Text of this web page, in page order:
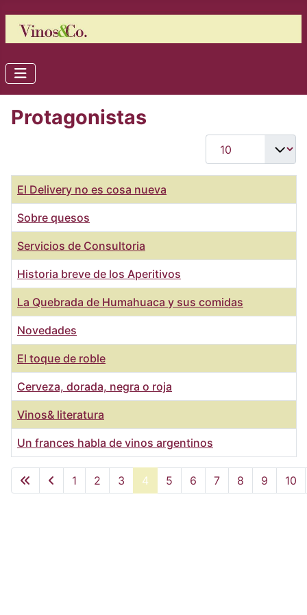
Protagonistas
Cantidad
Artículos
Título
El Delivery no es cosa nueva
Sobre quesos
Servicios de Consultoria
Historia breve de los Aperitivos
La Quebrada de Humahuaca y sus comidas
Novedades
El toque de roble
Cerveza, dorada, negra o roja
Vinos& literatura
Un frances habla de vinos argentinos
Página 4 de 22
1 2 3 4 5 6 7 8 9 10